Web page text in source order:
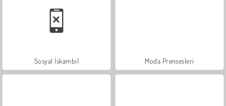
Sosyal İskambil Moda Prensesleri